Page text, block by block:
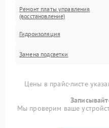
Ремонт платы управления
(восстановление)
Гидроизоляция
Замена подсветки
Цены в прайс-листе
Мы проверим ваше